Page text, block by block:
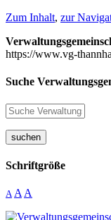
Zum Inhalt, zur
https://www.vg-
Suche
suchen
Schriftgröße
A A A